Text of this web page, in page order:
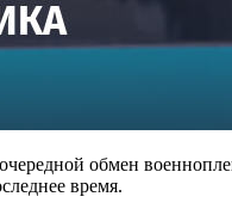
обмен
время.